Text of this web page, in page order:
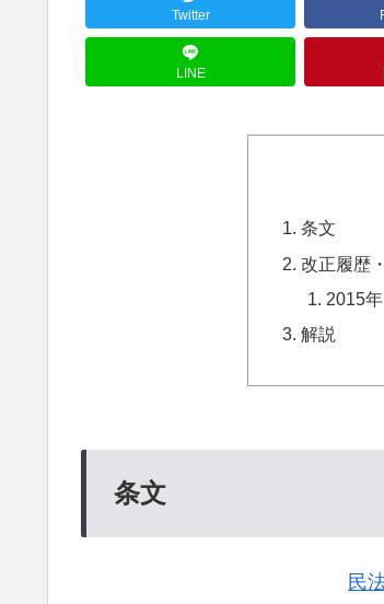
Twitter
LINE
条文
改正履歴
2015
解説
条文
民